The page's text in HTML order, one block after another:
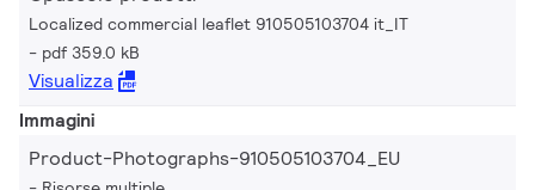
Localized commercial leaflet 910505103704 it_IT
pdf 359.0 kB
Visualizza
Immagini
Product-Photographs-910505103704_EU